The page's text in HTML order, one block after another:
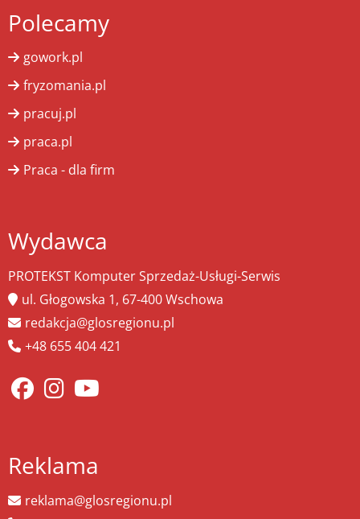
Polecamy
gowork.pl
fryzomania.pl
pracuj.pl
praca.pl
Praca - dla firm
Wydawca
PROTEKST Komputer Sprzedaż-Usługi-Serwis
ul. Głogowska 1, 67-400 Wschowa
redakcja@glosregionu.pl
+48 655 404 421
Reklama
reklama@glosregionu.pl